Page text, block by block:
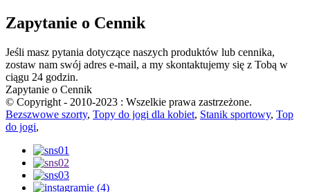
Zapytanie o Cennik
Jeśli masz pytania dotyczące naszych produktów lub cennika,
zostaw nam swój adres e-mail, a my skontaktujemy się z Tobą w
ciągu 24 godzin.
Zapytanie o Cennik
© Copyright - 2010-2023 : Wszelkie prawa zastrzeżone.
Bezszwowe szorty, Topy do jogi dla kobiet, Stanik sportowy, Top
do jogi,